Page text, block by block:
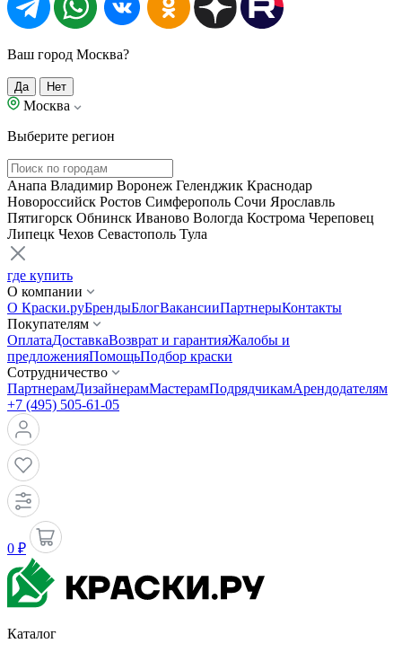
Ваш город Москва?
Да Нет
Москва
Выберите регион
Анапа Владимир Воронеж Геленджик Краснодар
Новороссийск Ростов Симферополь Сочи Ярославль
Пятигорск Обнинск Иваново Вологда Кострома Череповец
Липецк Чехов Севастополь Тула
где купить
О компании
О Краски.руБрендыБлогВакансииПартнерыКонтакты
Покупателям
ОплатаДоставкаВозврат и гарантияЖалобы и
предложенияПомощьПодбор краски
Сотрудничество
ПартнерамДизайнерамМастерамПодрядчикамАрендодателям
+7 (495) 505-61-05
0 ₽
Каталог